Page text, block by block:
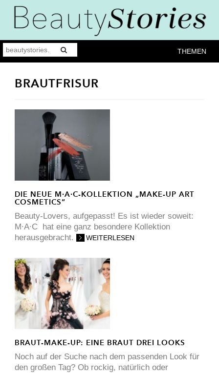
THEMEN
BRAUTFRISUR
DIE NEUE M∙A∙C-KOLLEKTION „MAKE-UP ART
COSMETICS“
Beauty-Lovers, aufgepasst! Es ist wieder soweit:
M∙A∙C hat eine ganz besondere Kollektion
herausgebracht.
WEITERLESEN
BRAUT-MAKE-UP: EINE BRAUT DREI LOOKS
Noch auf der Suche nach dem passenden Look für
den großen Tag? Ob rockig, natürlich oder